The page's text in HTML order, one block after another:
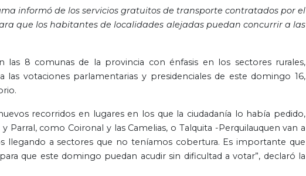
informó de los servicios gratuitos de transporte contratados por el
que los habitantes de localidades alejadas puedan concurrir a las
las 8 comunas de la provincia con énfasis en los sectores rurales,
las votaciones parlamentarias y presidenciales de este domingo 16,
recorridos en lugares en los que la ciudadanía lo había pedido,
Parral, como Coironal y las Camelias, o Talquita -Perquilauquen van a
llegando a sectores que no teníamos cobertura. Es importante que
que este domingo puedan acudir sin dificultad a votar”, declaró la